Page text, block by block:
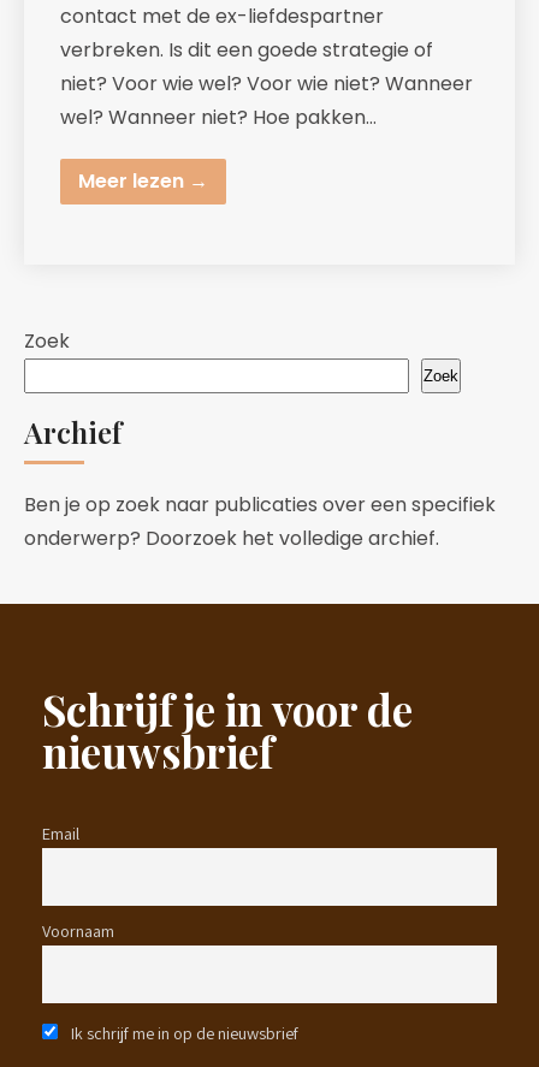
contact met de ex-liefdespartner
verbreken. Is dit een goede strategie of
niet? Voor wie wel? Voor wie niet? Wanneer
wel? Wanneer niet? Hoe pakken…
Meer lezen →
Zoek
Zoek
Archief
Ben je op zoek naar publicaties over een specifiek
onderwerp? Doorzoek het volledige archief.
Schrijf je in voor de
nieuwsbrief
Email
Voornaam
Ik schrijf me in op de nieuwsbrief